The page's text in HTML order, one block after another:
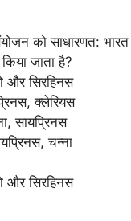
को साधारणत:
जाता है?
और सिरहिनस
क्लेरियस
सायप्रिनस
चन्ना
और सिरहिनस